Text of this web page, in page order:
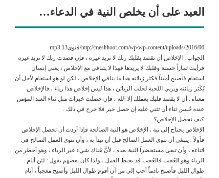
العبد على أن يخلص النية في الدعاء…
http://meshhoor.com/wp/wp-content/uploads/2016/06/فتوى13.mp3
الجواب : الإخلاص أن تقصد بقلبك ربك لا تريد غيره ، فإن قصدت ربك لا تريد غيره
فرأيت ثماراً حسنة وقلبك لا يريدها فهذا لا يتنافى مع الإخلاص ، يعني إنسان
استقام فأصبح أميناً فكثر زبائنه هذا ما ينافي الإخلاص ، لكن لو هو استقام لأجل أن
يُكَثر زبائنه ويربي اللحية لجلب الزبائن ، هذا ليس إخلاص هذا رياء ، فالإخلاص
معناه : أن لا يقصد قلبك بعملك إلا الله ، فإن حصلت خيرات مثل ثناء العبد المؤمن
عنده حُسن ثناء أن تثني عليه إن حصل خير فلا حرج في ذلك .
كيف نحصل الإخلاص؟
الإخلاص يحتاج إلى نية ، الإخلاص هو النية الصالحة فإذا أردت أن تحصل الإخلاص
فأولاً : ينبغي أن تنوي العمل الصالح قبل أن تبدأ به ، وأن تنوي العمل الصالح في
اثناءه ، وأن تبقى مستحضراً النية بعده ، لأنَّ هُناك شيء غير الرياء ، وهو أخطر من
الرياء وهو العُجب فالعُجب قد يحبط العمل ، ولذا كان بعضهم يقول : لئن أنام
طوال الليل فأصبح نادماً أحب إلي من أن أقوم طوال الليل وأصبح معجباً ، أنام